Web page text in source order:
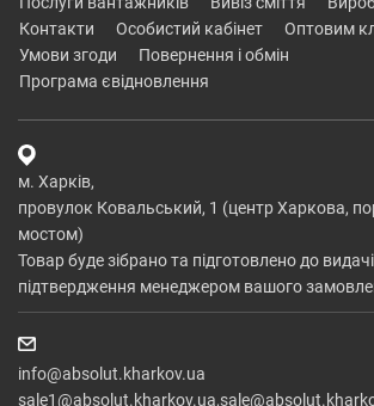
контакти
особистий кабінет
оптовим
умови згоди
повернення і обмін
програма євідновлення
м. Харків,
провулок Ковальський, 1 (центр Харкова,
мостом)
Товар буде зібрано та підготовлено до
підтвердження менеджером вашого
info@absolut.kharkov.ua